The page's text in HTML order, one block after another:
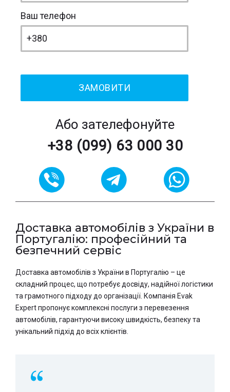
Ваш телефон
Або зателефонуйте
+38 (099) 63 000 30
Доставка автомобілів з України в
Португалію: професійний та
безпечний сервіс
Доставка автомобілів з України в Португалію – це
складний процес, що потребує досвіду, надійної логістики
та грамотного підходу до організації. Компанія Evak
Expert пропонує комплексні послуги з перевезення
автомобілів, гарантуючи високу швидкість, безпеку та
унікальний підхід до всіх клієнтів.